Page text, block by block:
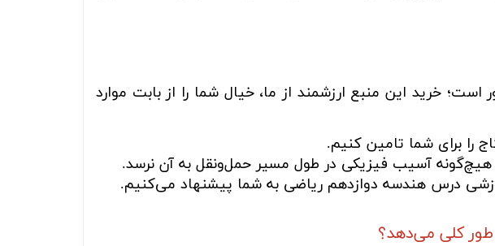
خرید این منبع ارزشمند از ما، خیال شما را از بابت موارد
را برای شما تامین کنیم.
هیچ‌گونه آسیب فیزیکی در طول مسیر حمل‌ونقل به آن نرسد.
درس هندسه دوازدهم ریاضی به شما پیشنهاد می‌کنیم.
کلی می‌دهد؟